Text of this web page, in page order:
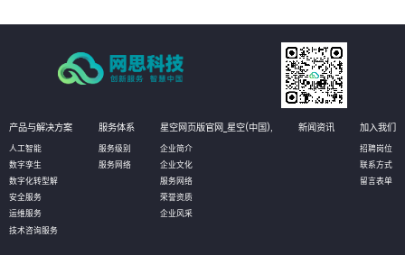
产品与解决方案
人工智能
数字孪生
数字化转型解
安全服务
运维服务
技术咨询服务
服务体系
服务级别
服务网络
星空网页版官网_星空(中国),
企业简介
企业文化
服务网络
荣誉资质
企业风采
新闻资讯 加入我们
招聘岗位
联系方式
留言表单